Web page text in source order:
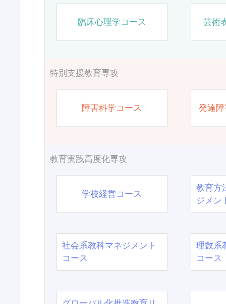
臨床心理学コース 芸術
特別支援教育専攻
障害科学コース 発達
教育実践高度化専攻
学校経営コース
教育方
ジメン
社会系教科マネジメント
コース
理数系
コース